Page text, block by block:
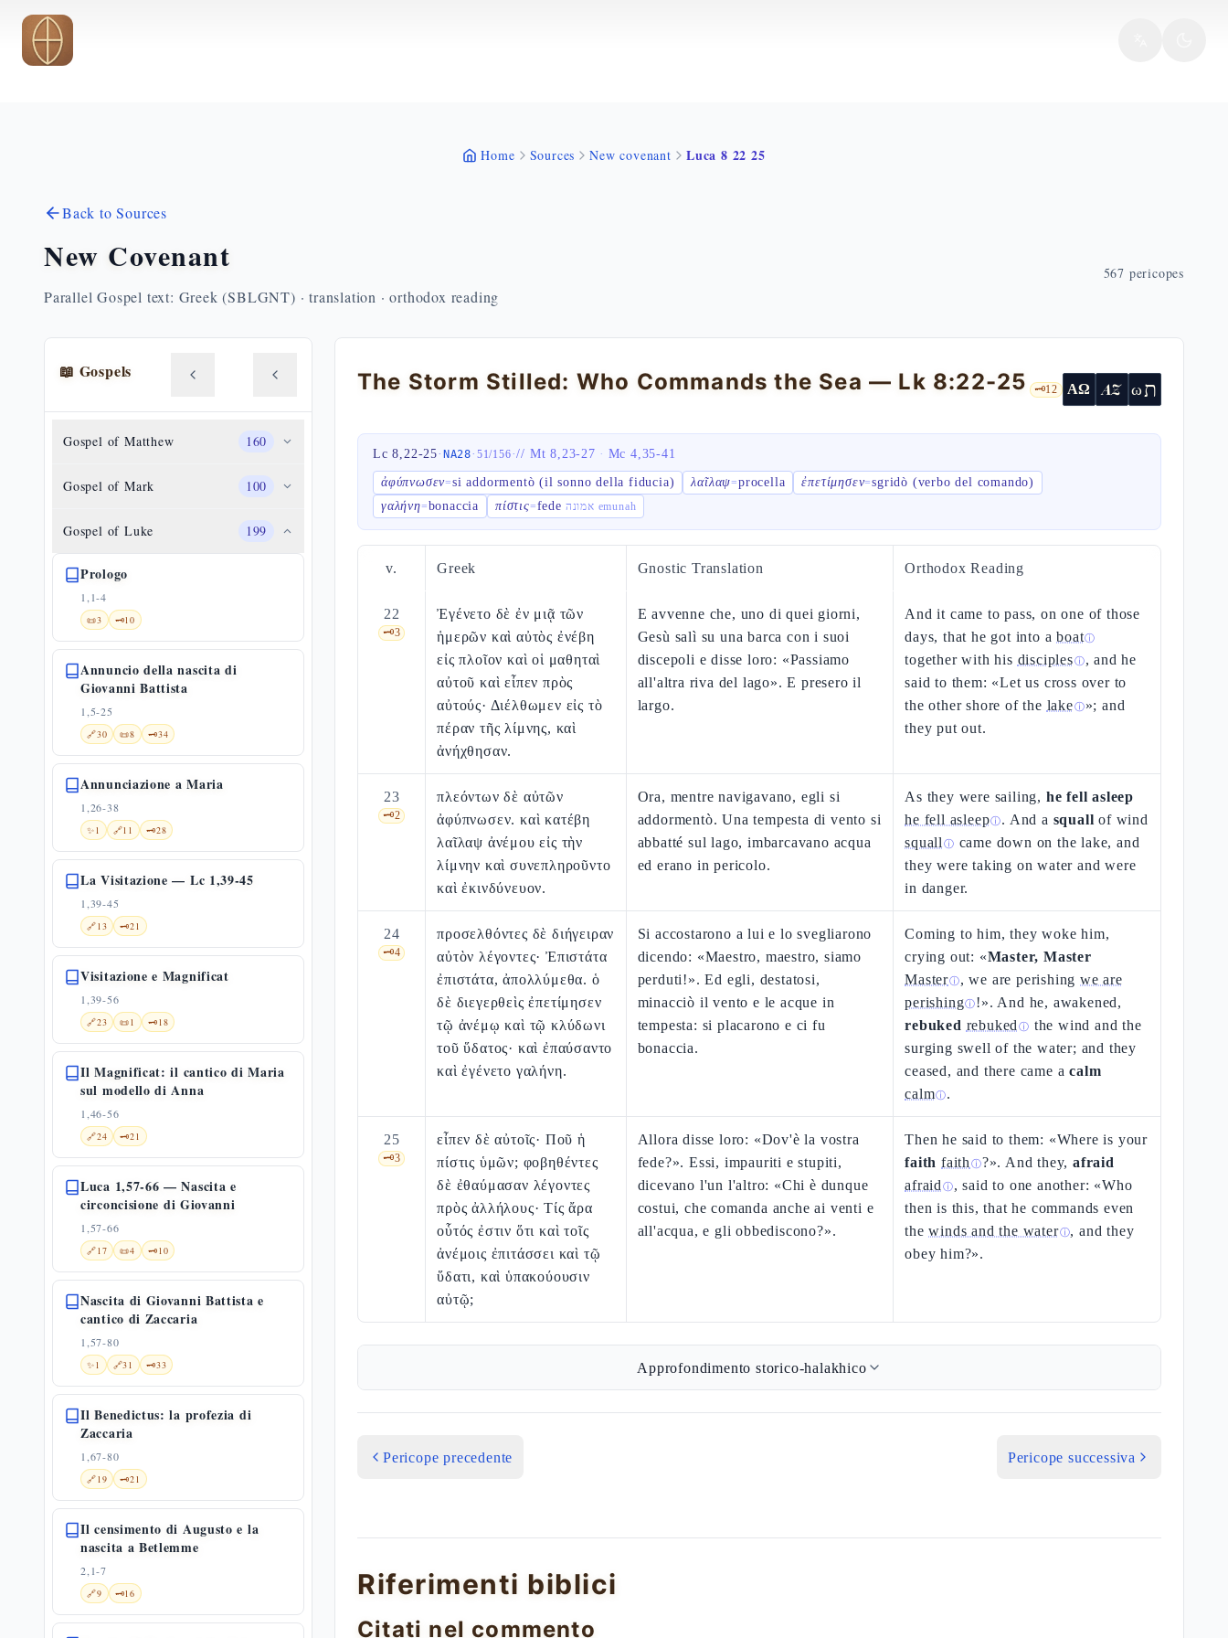
Skip to main content
Home Sources New covenant Luca 8 22 25
Back to Sources
New Covenant
Parallel Gospel text: Greek (SBLGNT) · translation · orthodox reading
567 pericopes
📖 Gospels
Gospel of Matthew 160
Gospel of Mark 100
Gospel of Luke 199
Prologo
1,1-4
📜3 🗝️10
Annuncio della nascita di
Giovanni Battista
1,5-25
🔗30 📜8 🗝️34
Annunciazione a Maria
1,26-38
✨1 🔗11 🗝️28
La Visitazione — Lc 1,39-45
1,39-45
🔗13 🗝️21
Visitazione e Magnificat
1,39-56
🔗23 📜1 🗝️18
Il Magnificat: il cantico di Maria
sul modello di Anna
1,46-56
🔗24 🗝️21
Luca 1,57-66 — Nascita e
circoncisione di Giovanni
1,57-66
🔗17 📜4 🗝️10
Nascita di Giovanni Battista e
cantico di Zaccaria
1,57-80
✨1 🔗31 🗝️33
Il Benedictus: la profezia di
Zaccaria
1,67-80
🔗19 🗝️21
Il censimento di Augusto e la
nascita a Betlemme
2,1-7
🔗9 🗝️16
The Storm Stilled: Who Commands the Sea — Lk 8:22-25 🗝️12 ΑΩ AZ ωת
Lc 8,22-25· NA28· 51/156·// Mt 8,23-27 · Mc 4,35-41
ἀφύπνωσεν=si addormentò (il sonno della fiducia) λαῖλαψ=procella ἐπετίμησεν=sgridò (verbo del comando)
γαλήνη=bonaccia πίστις=fede אמונה emunah
v. Greek Gnostic Translation Orthodox Reading
22
🗝️3
Ἐγένετο δὲ ἐν μιᾷ τῶν
ἡμερῶν καὶ αὐτὸς ἐνέβη
εἰς πλοῖον καὶ οἱ μαθηταὶ
αὐτοῦ καὶ εἶπεν πρὸς
αὐτούς· Διέλθωμεν εἰς τὸ
πέραν τῆς λίμνης, καὶ
ἀνήχθησαν.
E avvenne che, uno di quei giorni,
Gesù salì su una barca con i suoi
discepoli e disse loro: «Passiamo
all'altra riva del lago». E presero il
largo.
And it came to pass, on one of those
days, that he got into aboatⓘ
together with his disciplesⓘ, and he
said to them: «Let us cross over to
the other shore of the lakeⓘ»; and
they put out.
23
🗝️2
πλεόντων δὲ αὐτῶν
ἀφύπνωσεν. καὶ κατέβη
λαῖλαψ ἀνέμου εἰς τὴν
λίμνην καὶ συνεπληροῦντο
καὶ ἐκινδύνευον.
Ora, mentre navigavano, egli si
addormentò. Una tempesta di vento si
abbatté sul lago, imbarcavano acqua
ed erano in pericolo.
As they were sailing, he fell asleep
he fell asleepⓘ. And a squall of wind
squall ⓘ came down on the lake, and
they were taking on water and were
in danger.
24
🗝️4
προσελθόντες δὲ διήγειραν
αὐτὸν λέγοντες· Ἐπιστάτα
ἐπιστάτα, ἀπολλύμεθα. ὁ
δὲ διεγερθεὶς ἐπετίμησεν
τῷ ἀνέμῳ καὶ τῷ κλύδωνι
τοῦ ὕδατος· καὶ ἐπαύσαντο
καὶ ἐγένετο γαλήνη.
Si accostarono a lui e lo svegliarono
dicendo: «Maestro, maestro, siamo
perduti!». Ed egli, destatosi,
minacciò il vento e le acque in
tempesta: si placarono e ci fu
bonaccia.
Coming to him, they woke him,
crying out: «Master, Master
Masterⓘ, we are perishingwe are
perishingⓘ!». And he, awakened,
rebuked rebuked ⓘ the wind and the
surging swell of the water; and they
ceased, and there came acalm
calmⓘ.
25
🗝️3
εἶπεν δὲ αὐτοῖς· Ποῦ ἡ
πίστις ὑμῶν; φοβηθέντες
δὲ ἐθαύμασαν λέγοντες
πρὸς ἀλλήλους· Τίς ἄρα
οὗτός ἐστιν ὅτι καὶ τοῖς
ἀνέμοις ἐπιτάσσει καὶ τῷ
ὕδατι, καὶ ὑπακούουσιν
αὐτῷ;
Allora disse loro: «Dov'è la vostra
fede?». Essi, impauriti e stupiti,
dicevano l'un l'altro: «Chi è dunque
costui, che comanda anche ai venti e
all'acqua, e gli obbediscono?».
Then he said to them: «Where is your
faith faith ⓘ?». And they,afraid
afraid ⓘ, said to one another: «Who
then is this, that he commands even
thewinds and the waterⓘ, and they
obey him?».
Approfondimento storico-halakhico
Pericope precedente Pericope successiva
Riferimenti biblici
Citati nel commento